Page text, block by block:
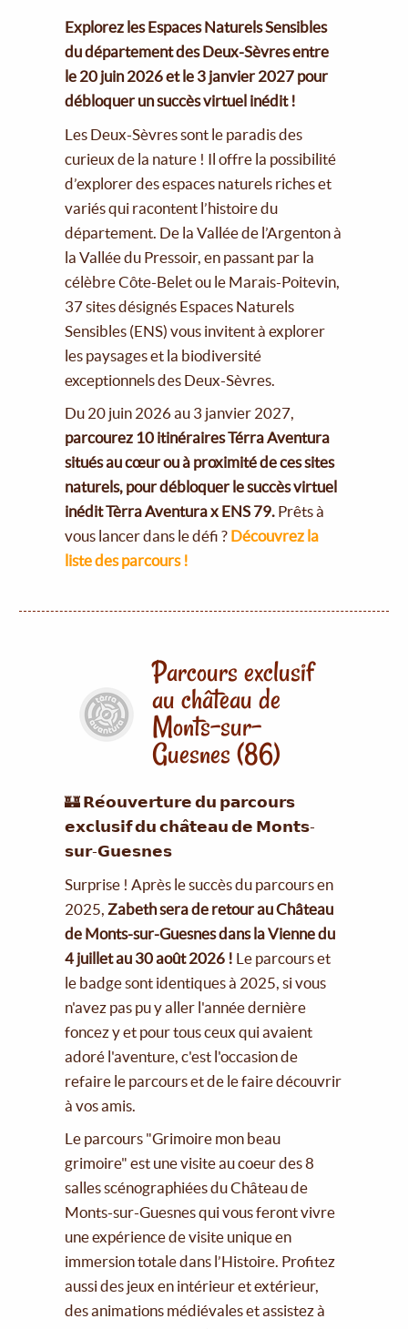
Explorez les Espaces Naturels Sensibles
du département des Deux-Sèvres entre
le 20 juin 2026 et le 3 janvier 2027 pour
débloquer un succès virtuel inédit !
Les Deux-Sèvres sont le paradis des
curieux de la nature ! Il offre la possibilité
d’explorer des espaces naturels riches et
variés qui racontent l’histoire du
département. De la Vallée de l’Argenton à
la Vallée du Pressoir, en passant par la
célèbre Côte-Belet ou le Marais-Poitevin,
37 sites désignés Espaces Naturels
Sensibles (ENS) vous invitent à explorer
les paysages et la biodiversité
exceptionnels des Deux-Sèvres.
Du 20 juin 2026 au 3 janvier 2027,
parcourez 10 itinéraires Térra Aventura
situés au cœur ou à proximité de ces sites
naturels, pour débloquer le succès virtuel
inédit Tèrra Aventura x ENS 79. Prêts à
vous lancer dans le défi ? Découvrez la
liste des parcours !
Parcours exclusif
au château de
Monts-sur-
Guesnes (86)
🏰 𝗥𝗲́𝗼𝘂𝘃𝗲𝗿𝘁𝘂𝗿𝗲 𝗱𝘂 𝗽𝗮𝗿𝗰𝗼𝘂𝗿𝘀
𝗲𝘅𝗰𝗹𝘂𝘀𝗶𝗳 𝗱𝘂 𝗰𝗵𝗮̂𝘁𝗲𝗮𝘂 𝗱𝗲 𝗠𝗼𝗻𝘁𝘀-
𝘀𝘂𝗿-𝗚𝘂𝗲𝘀𝗻𝗲𝘀
Surprise ! Après le succès du parcours en
2025, Zabeth sera de retour au Château
de Monts-sur-Guesnes dans la Vienne du
4 juillet au 30 août 2026 ! Le parcours et
le badge sont identiques à 2025, si vous
n'avez pas pu y aller l'année dernière
foncez y et pour tous ceux qui avaient
adoré l'aventure, c'est l'occasion de
refaire le parcours et de le faire découvrir
à vos amis.
Le parcours "Grimoire mon beau
grimoire" est une visite au coeur des 8
salles scénographiées du Château de
Monts-sur-Guesnes qui vous feront vivre
une expérience de visite unique en
immersion totale dans l’Histoire. Profitez
aussi des jeux en intérieur et extérieur,
des animations médiévales et assistez à